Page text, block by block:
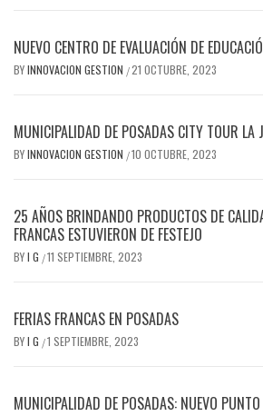
NUEVO CENTRO DE EVALUACIÓN DE
BYINNOVACION GESTION /21 OCTUBRE, 2023
MUNICIPALIDAD DE POSADAS CITY TOUR LA
BYINNOVACION GESTION /10 OCTUBRE, 2023
25 AÑOS BRINDANDO PRODUCTOS DE
FRANCAS ESTUVIERON DE FESTEJO
BYI G /11 SEPTIEMBRE, 2023
FERIAS FRANCAS EN POSADAS
BYI G /1 SEPTIEMBRE, 2023
MUNICIPALIDAD DE POSADAS: NUEVO